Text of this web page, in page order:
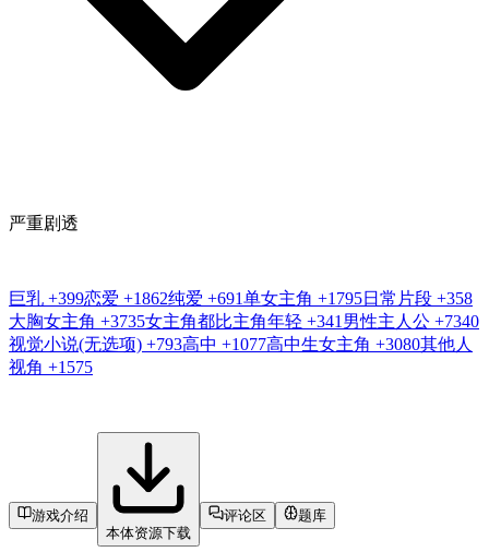
严重剧透
巨乳 +399恋爱 +1862纯爱 +691单女主角 +1795日常片段 +358
大胸女主角 +3735女主角都比主角年轻 +341 男性主人公 +7340
视觉小说(无选项) +793高中 +1077高中生女主角 +3080其他人
视角 +1575
游戏介绍
本体资源下载
评论区 题库